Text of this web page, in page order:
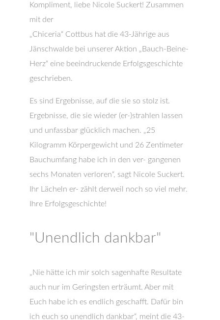
Kompliment, liebe Nicole Suckert! Zusammen
mit der
„Chiceria“ Cottbus hat die 43-Jährige aus
Jänschwalde bei unserer Aktion „Bauch-Beine-
Herz“ eine beeindruckende Erfolgsgeschichte
geschrieben.
Es sind Ergebnisse, auf die sie so stolz ist.
Ergebnisse, die sie wieder (er-)strahlen lassen
und unfassbar glücklich machen. „25
Kilogramm Körpergewicht und 26 Zentimeter
Bauchumfang habe ich in den ver- gangenen
sechs Monaten verloren“, sagt Nicole Suckert.
Ihr Lächeln er- zählt derweil noch so viel mehr.
Ihre Erfolgsgeschichte!
"Unendlich dankbar"
„Nie hätte ich mir solch sagenhafte Resultate
auch nur im Geringsten erträumt. Aber mit
Euch habe ich es endlich geschafft. Dafür bin
ich euch so unendlich dankbar“, meint die 43-